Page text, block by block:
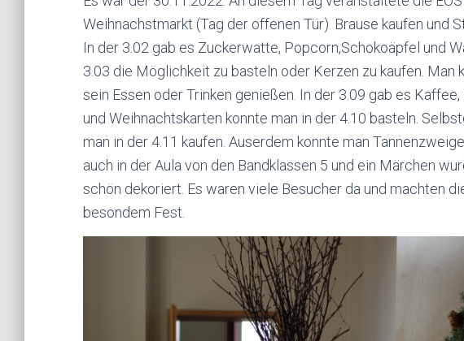
Weihnachstmarkt (Tag der offenen Tür). Brause kaufen und
In der 3.02 gab es Zuckerwatte, Popcorn,Schokoäpfel und
3.03 die Möglichkeit zu basteln oder Kerzen zu kaufen. Man
sein Essen oder Trinken genießen. In der 3.09 gab es
und Weihnachtskarten konnte man in der 4.10 basteln.
man in der 4.11 kaufen. Auserdem konnte man
auch in der Aula von den Bandklassen 5 und ein Märchen
schön dekoriert. Es waren viele Besucher da und machten
besondem Fest.